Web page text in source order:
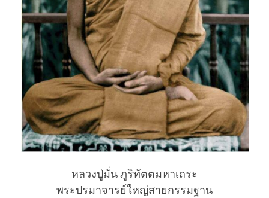
หลวงปู่มั่น ภูริทัตตมหาเถระ
พระปรมาจารย์ใหญ่สายกรรมฐาน